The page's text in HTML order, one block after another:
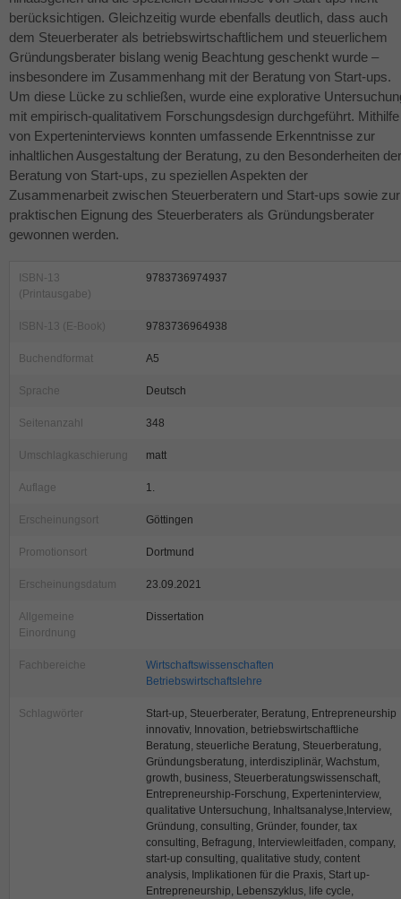
berücksichtigen. Gleichzeitig wurde ebenfalls deutlich, dass auch
dem Steuerberater als betriebswirtschaftlichem und steuerlichem
Gründungsberater bislang wenig Beachtung geschenkt wurde –
insbesondere im Zusammenhang mit der Beratung von Start-ups.
Um diese Lücke zu schließen, wurde eine explorative
mit empirisch-qualitativem Forschungsdesign durchgeführt. Mithilfe
von Experteninterviews konnten umfassende Erkenntnisse zur
inhaltlichen Ausgestaltung der Beratung, zu den Besonderheiten der
Beratung von Start-ups, zu speziellen Aspekten der
Zusammenarbeit zwischen Steuerberatern und Start-ups sowie zur
praktischen Eignung des Steuerberaters als Gründungsberater
gewonnen werden.
ISBN-13
(Printausgabe)
9783736974937
ISBN-13 (E-Book) 9783736964938
Buchendformat A5
Sprache Deutsch
Seitenanzahl 348
Umschlagkaschierung matt
Auflage 1.
Erscheinungsort Göttingen
Promotionsort Dortmund
Erscheinungsdatum 23.09.2021
Allgemeine
Einordnung
Dissertation
Fachbereiche
Wirtschaftswissenschaften
Betriebswirtschaftslehre
Schlagwörter
Start-up, Steuerberater, Beratung, Entrepreneurship
innovativ, Innovation, betriebswirtschaftliche
Beratung, steuerliche Beratung, Steuerberatung,
Gründungsberatung, interdisziplinär, Wachstum,
growth, business, Steuerberatungswissenschaft,
Entrepreneurship-Forschung, Experteninterview,
qualitative Untersuchung, Inhaltsanalyse,Interview,
Gründung, consulting, Gründer, founder, tax
consulting, Befragung, Interviewleitfaden, company,
start-up consulting, qualitative study, content
analysis, Implikationen für die Praxis, Start up-
Entrepreneurship, Lebenszyklus, life cycle,